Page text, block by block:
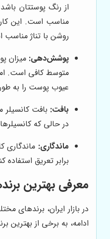
از رنگ پوستتان
مناسب است. این
روشن با تناژ مناسب
پوشش‌دهی: میزان
متوسط کافی است.
عیوب پوست را به
بافت: بافت
در حالی که
ماندگاری: ماندگاری
برابر تعریق
معرفی بهترین
در بازار ایران، برندهای
ادامه، به برخی از بهترین